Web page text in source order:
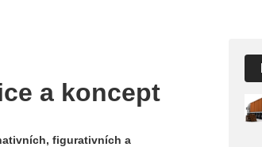
a koncept
figurativních a